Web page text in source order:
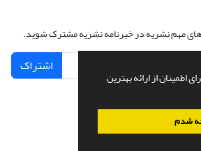
اطمینان از ارائه بهترین
شدم
های مهم نشریه در خبرنامه نشریه مشترک شوید.
اشتراک
طراحی و پیاده سازی ازسیناوب